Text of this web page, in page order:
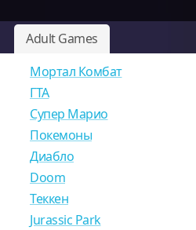
Adult Games
Мортал Комбат
ГТА
Супер Марио
Покемоны
Диабло
Doom
Теккен
Jurassic Park